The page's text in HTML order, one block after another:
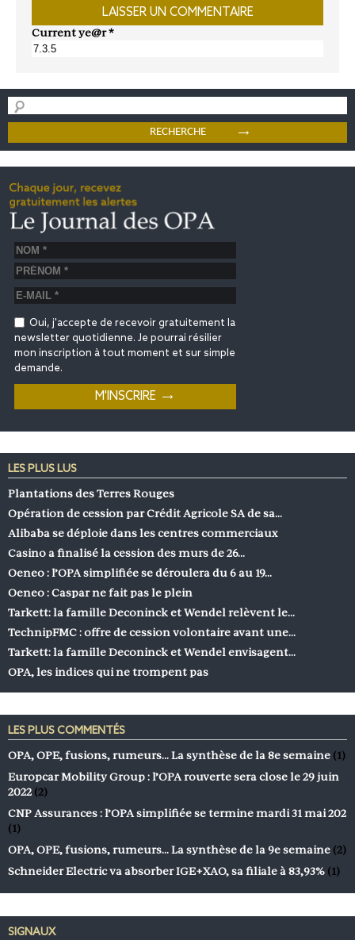
Current ye@r*
Oui, j'accepte de recevoir gratuitement la
newsletter quotidienne. Je pourrai résilier
mon inscription à tout moment et sur simple
demande.
LES PLUS LUS
Plantations des Terres Rouges
Opération de cession par Crédit Agricole SA de sa…
Alibaba se déploie dans les centres commerciaux
Casino a finalisé la cession des murs de 26…
Oeneo : l’OPA simplifiée se déroulera du 6 au 19…
Oeneo : Caspar ne fait pas le plein
Tarkett: la famille Deconinck et Wendel relèvent le…
TechnipFMC : offre de cession volontaire avant une…
Tarkett: la famille Deconinck et Wendel envisagent…
OPA, les indices qui ne trompent pas
LES PLUS COMMENTÉS
OPA, OPE, fusions, rumeurs… La synthèse de la 8e semaine (1)
Europcar Mobility Group : l’OPA rouverte sera close le 29 juin
2022 (2)
CNP Assurances : l’OPA simplifiée se termine mardi 31 mai 202
(1)
OPA, OPE, fusions, rumeurs… La synthèse de la 9e semaine (2)
Schneider Electric va absorber IGE+XAO, sa filiale à 83,93% (1)
SIGNAUX